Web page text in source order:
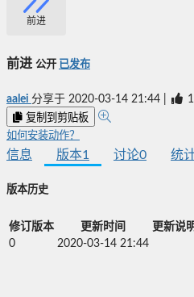
前进
前进 公开 已发布
aalei 分享于 2020-03-14 21:44 1
复制到剪贴板
如何安装动作？
信息 版本1 讨论0 统
版本历史
修订版本 更新时间
更新说
0
2020-03-14 21:44